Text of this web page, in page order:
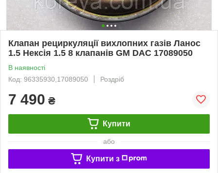
Клапан рециркуляції вихлопних газів Ланос
1.5 Нексія 1.5 8 клапанів GM DAC 17089050
В наявності
Код: 96335930,17089050
Роздріб
7 490 ₴
Купити
або
Купити з